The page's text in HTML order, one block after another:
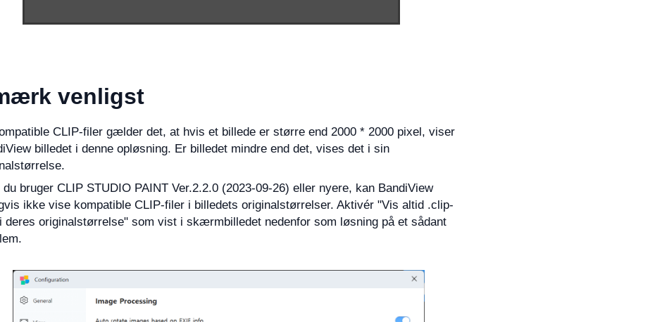
venligst
CLIP-filer gælder det, at hvis et billede er større end 2000 * 2000 pixel, viser
billedet i denne opløsning. Er billedet mindre end det, vises det i sin
du bruger CLIP STUDIO PAINT Ver.2.2.0 (2023-09-26) eller nyere, kan BandiView
ikke vise kompatible CLIP-filer i billedets originalstørrelser. Aktivér "Vis altid .clip-
deres originalstørrelse" som vist i skærmbilledet nedenfor som løsning på et sådant